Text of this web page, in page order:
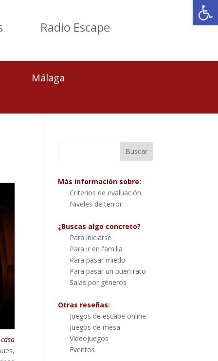
Radio Escape
Málaga
Más información sobre:
Criterios de evaluación
Niveles de terror
¿Buscas algo concreto?
Para iniciarse
Para ir en familia
Para pasar miedo
Para pasar un buen rato
Salas por géneros
Otras reseñas:
Juegos de escape online
Juegos de mesa
Videojuegos
Eventos